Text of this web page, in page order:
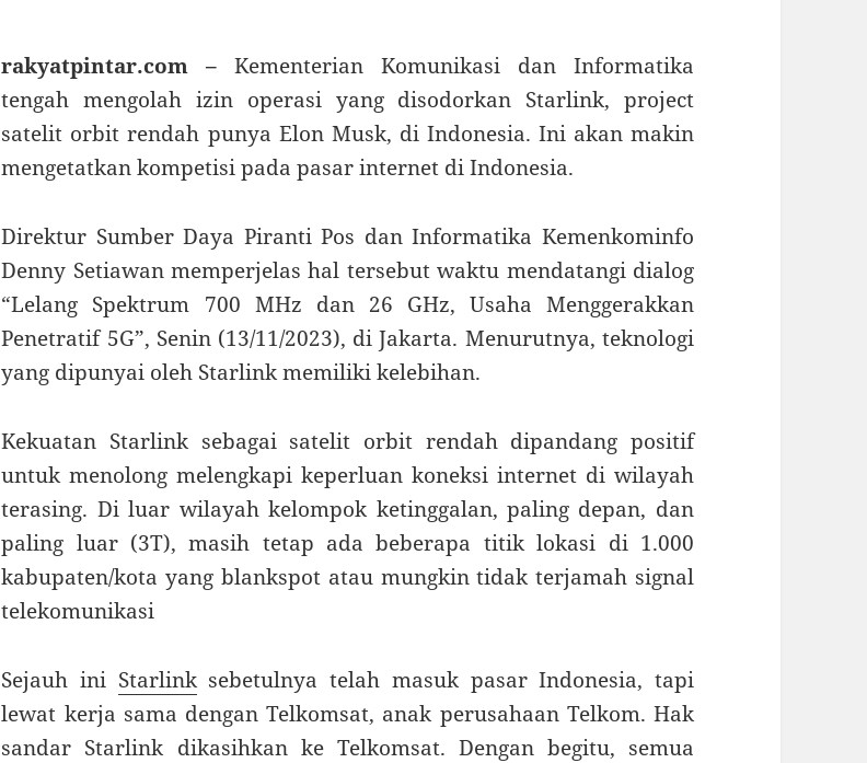
rakyatpintar.com –Kementerian Komunikasi dan Informatika
tengah mengolah izin operasi yang disodorkan Starlink, project
satelit orbit rendah punya Elon Musk, di Indonesia. Ini akan makin
mengetatkan kompetisi pada pasar internet di Indonesia.
Direktur Sumber Daya Piranti Pos dan Informatika Kemenkominfo
Denny Setiawan memperjelas hal tersebut waktu mendatangi dialog
“Lelang Spektrum 700 MHz dan 26 GHz, Usaha Menggerakkan
Penetratif 5G”, Senin (13/11/2023), di Jakarta. Menurutnya, teknologi
yang dipunyai oleh Starlink memiliki kelebihan.
Kekuatan Starlink sebagai satelit orbit rendah dipandang positif
untuk menolong melengkapi keperluan koneksi internet di wilayah
terasing. Di luar wilayah kelompok ketinggalan, paling depan, dan
paling luar (3T), masih tetap ada beberapa titik lokasi di 1.000
kabupaten/kota yang blankspot atau mungkin tidak terjamah signal
telekomunikasi
Sejauh ini Starlinksebetulnya telah masuk pasar Indonesia, tapi
lewat kerja sama dengan Telkomsat, anak perusahaan Telkom. Hak
sandar Starlink dikasihkan ke Telkomsat. Dengan begitu, semua